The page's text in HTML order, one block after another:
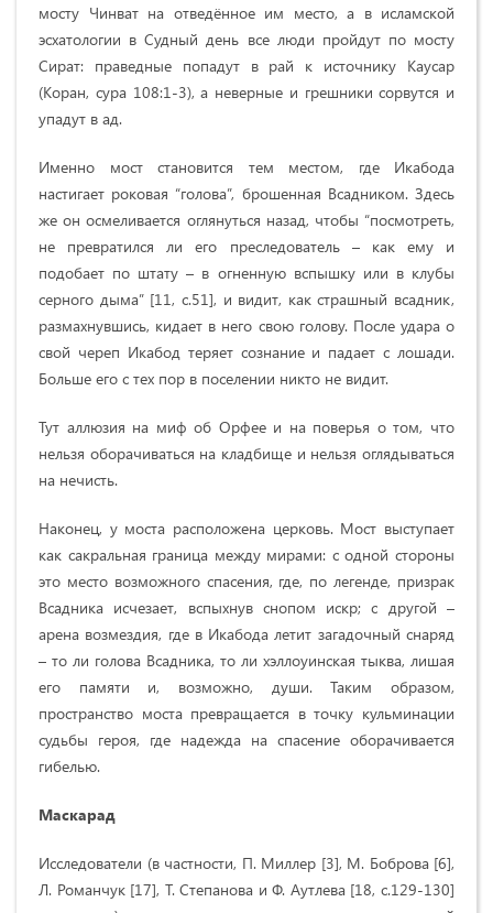
мосту Чинват на отведённое им место, а в исламской
эсхатологии в Судный день все люди пройдут по мосту
Сират: праведные попадут в рай к источнику Каусар
(Коран, сура 108:1-3), а неверные и грешники сорвутся и
упадут в ад.
Именно мост становится тем местом, где Икабода
настигает роковая “голова”, брошенная Всадником. Здесь
же он осмеливается оглянуться назад, чтобы “посмотреть,
не превратился ли его преследователь – как ему и
подобает по штату – в огненную вспышку или в клубы
серного дыма” [11, c.51], и видит, как страшный всадник,
размахнувшись, кидает в него свою голову. После удара о
свой череп Икабод теряет сознание и падает с лошади.
Больше его с тех пор в поселении никто не видит.
Тут аллюзия на миф об Орфее и на поверья о том, что
нельзя оборачиваться на кладбище и нельзя оглядываться
на нечисть.
Наконец, у моста расположена церковь. Мост выступает
как сакральная граница между мирами: с одной стороны
это место возможного спасения, где, по легенде, призрак
Всадника исчезает, вспыхнув снопом искр; с другой –
арена возмездия, где в Икабода летит загадочный снаряд
– то ли голова Всадника, то ли хэллоуинская тыква, лишая
его памяти и, возможно, души. Таким образом,
пространство моста превращается в точку кульминации
судьбы героя, где надежда на спасение оборачивается
гибелью.
Маскарад
Исследователи (в частности, П. Миллер [3], М. Боброва [6],
Л. Романчук [17], Т. Степанова и Ф. Аутлева [18,c.129-130]